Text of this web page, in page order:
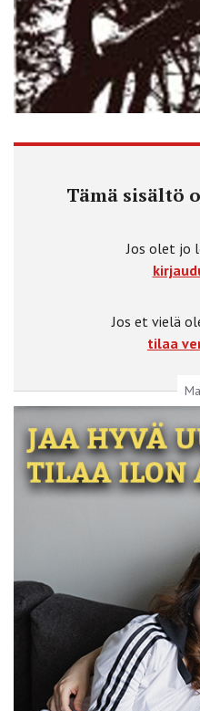
Tämä sisältö
Jos olet jo
Jos et vielä
tilaa